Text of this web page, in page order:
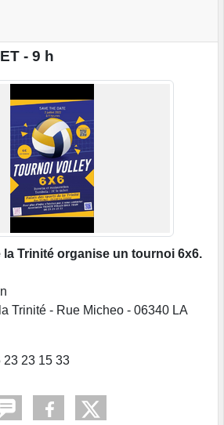
- 9 h
la Trinité organise un tournoi 6x6.
Trinité - Rue Micheo - 06340 LA
23 23 15 33